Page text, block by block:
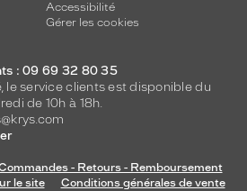
Accessibilité
Gérer les cookies
: 09 69 32 80 35
le service clients est disponible du
de 10h à 18h.
- Retours - Remboursement
le site
Conditions générales de vente